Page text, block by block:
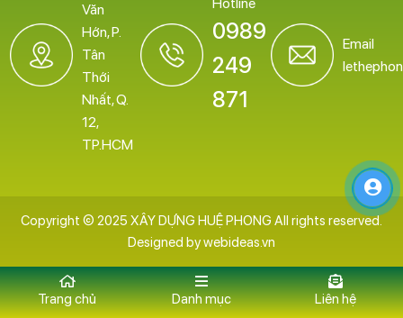
Văn
Hớn, P.
Tân
Thới
Nhất, Q.
12,
TP.HCM
0989
249
871
Email
Copyright © 2025 XÂY DỰNG HUỆ PHONG All rights reserved.
Designed bywebideas.vn
Trang chủ Danh mục Liên hệ